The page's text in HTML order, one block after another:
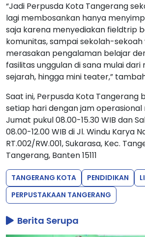
“Jadi Perpusda Kota Tangerang
lagi membosankan hanya
saja karena menyediakan fieldtrip
komunitas, sampai sekolah-sekoah
merasakan pengalaman belajar
fasilitas unggulan di sana mulai dari
sejarah, hingga mini teater,”
Saat ini, Perpusda Kota Tangerang
setiap hari dengan jam operasional
Jumat pukul 08.00-15.30 WIB dan
08.00-12.00 WIB di Jl. Windu Karya
RT.002/RW.001, Sukarasa, Kec.
Tangerang, Banten 15111
TANGERANG KOTA PENDIDIKAN
PERPUSTAKAAN TANGERANG
Berita Serupa